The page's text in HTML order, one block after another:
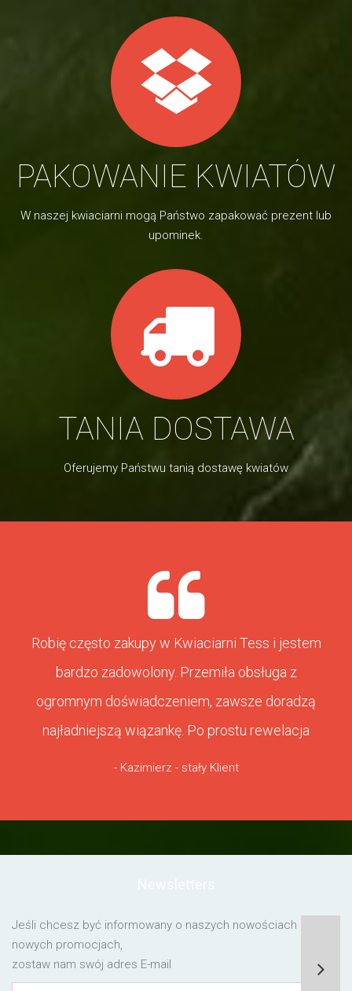
PAKOWANIE KWIATÓW
W naszej kwiaciarni mogą Państwo zapakować prezent lub
upominek.
TANIA DOSTAWA
Oferujemy Państwu tanią dostawę kwiatów
Robię często zakupy w Kwiaciarni Tess i jestem
bardzo zadowolony. Przemiła obsługa z
ogromnym doświadczeniem, zawsze doradzą
najładniejszą wiązankę. Po prostu rewelacja
- Kazimierz - stały Klient
Jeśli chcesz być informowany o naszych nowościach lub o
nowych promocjach,
zostaw nam swój adres E-mail